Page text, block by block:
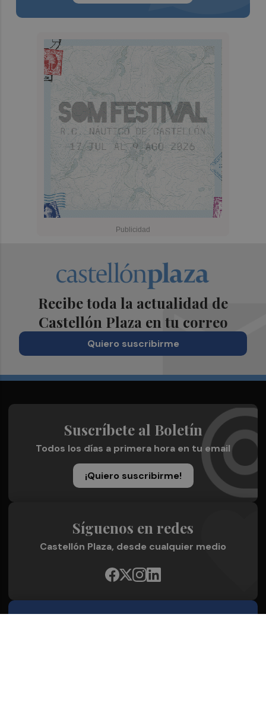
Recibe toda la actualidad de
Castellón Plaza en tu correo
Quiero suscribirme
Suscríbete al Boletín
Todos los días a primera hora en tu email
¡Quiero suscribirme!
Síguenos en redes
Castellón Plaza, desde cualquier medio